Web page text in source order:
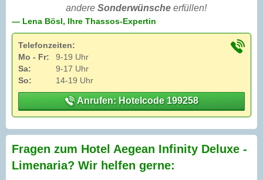
andere Sonderwünsche erfüllen!
— Lena Bösl, Ihre Thassos-Expertin
Telefonzeiten:
Mo - Fr:
9-19 Uhr
Sa:
9-17 Uhr
So:
14-19 Uhr
Anrufen: Hotelcode 199258
Fragen zum Hotel Aegean Infinity Deluxe -
Limenaria? Wir helfen gerne: